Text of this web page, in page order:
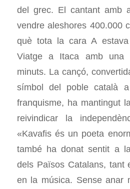
del grec. El cantant amb
vendre aleshores 400.000
què tota la cara A
Viatge a Itaca amb una
minuts. La cançó,
símbol del poble català
franquisme, ha mantingut
reivindicar la
«Kavafis és un poeta
també ha donat sentit a
dels Països Catalans, tant
en la música. Sense anar